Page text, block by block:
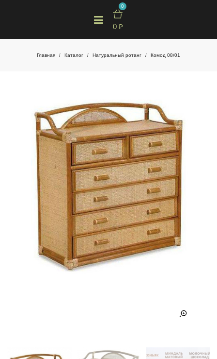
0
0 ₽
Главная / Каталог / Натуральный ротанг / Комод 08/01